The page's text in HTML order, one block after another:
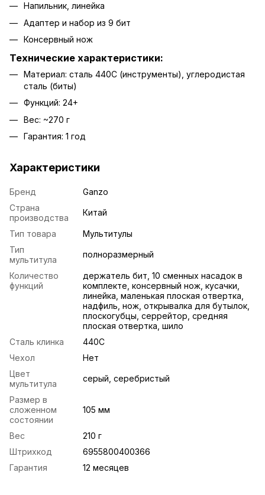
Напильник, линейка
Адаптер и набор из 9 бит
Консервный нож
Технические характеристики:
Материал: сталь 440C (инструменты), углеродистая
сталь (биты)
Функций: 24+
Вес: ~270 г
Гарантия: 1 год
Характеристики
Бренд
Ganzo
Страна
производства
Китай
Тип товара
Мультитулы
Тип
мультитула
полноразмерный
Количество
функций
держатель бит, 10 сменных насадок в
комплекте, консервный нож, кусачки,
линейка, маленькая плоская отвертка,
надфиль, нож, открывалка для бутылок,
плоскогубцы, серрейтор, средняя
плоская отвертка, шило
Сталь клинка
440C
Чехол
Нет
Цвет
мультитула
серый, серебристый
Размер в
сложенном
состоянии
105 мм
Вес
210 г
Штрихкод
6955800400366
Гарантия
12 месяцев